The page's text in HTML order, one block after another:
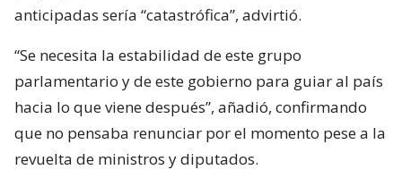
anticipadas sería “catastrófica”, advirtió.
“Se necesita la estabilidad de este grupo
parlamentario y de este gobierno para guiar al país
hacia lo que viene después”, añadió, confirmando
que no pensaba renunciar por el momento pese a la
revuelta de ministros y diputados.